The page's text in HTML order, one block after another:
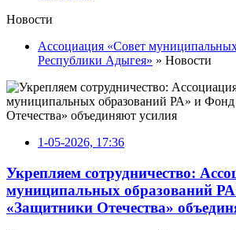
Новости
Ассоциация «Совет
Республики Адыгея» » Новости
1-05-2026, 17:36
Укрепляем сотрудничество:
муниципальных образований
«Защитники Отечества»